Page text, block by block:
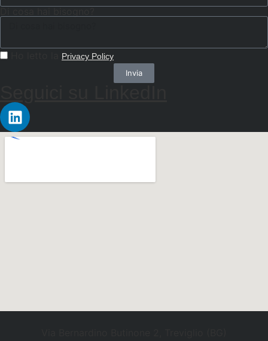
Privacy Policy
Invia